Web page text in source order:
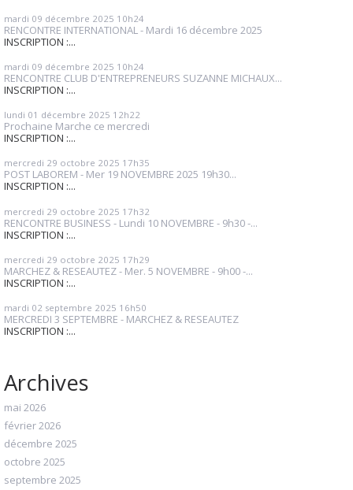
mardi 09 décembre 2025 10h24
RENCONTRE INTERNATIONAL - Mardi 16 décembre 2025
INSCRIPTION :...
mardi 09 décembre 2025 10h24
RENCONTRE CLUB D'ENTREPRENEURS SUZANNE MICHAUX...
INSCRIPTION :...
lundi 01 décembre 2025 12h22
Prochaine Marche ce mercredi
INSCRIPTION :...
mercredi 29 octobre 2025 17h35
POST LABOREM - Mer 19 NOVEMBRE 2025 19h30...
INSCRIPTION :...
mercredi 29 octobre 2025 17h32
RENCONTRE BUSINESS - Lundi 10 NOVEMBRE - 9h30 -...
INSCRIPTION :...
mercredi 29 octobre 2025 17h29
MARCHEZ & RESEAUTEZ - Mer. 5 NOVEMBRE - 9h00 -...
INSCRIPTION :...
mardi 02 septembre 2025 16h50
MERCREDI 3 SEPTEMBRE - MARCHEZ & RESEAUTEZ
INSCRIPTION :...
Archives
mai 2026
février 2026
décembre 2025
octobre 2025
septembre 2025